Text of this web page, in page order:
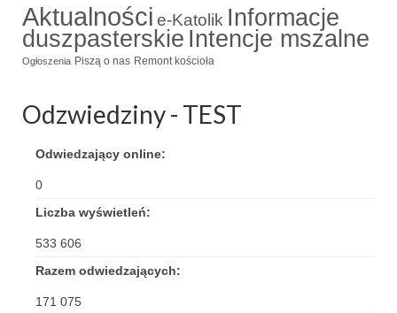
Aktualności e-Katolik Informacje
duszpasterskie Intencje mszalne
Ogłoszenia Piszą o nas Remont kościoła
Odzwiedziny - TEST
Odwiedzający online:
0
Liczba wyświetleń:
533 606
Razem odwiedzających:
171 075